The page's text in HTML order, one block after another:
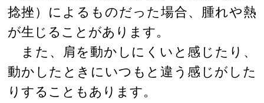
捻挫）によるものだった場合、腫れや熱
が生じることがあります。
また、肩を動かしにくいと感じたり、
動かしたときにいつもと違う感じがした
りすることもあります。